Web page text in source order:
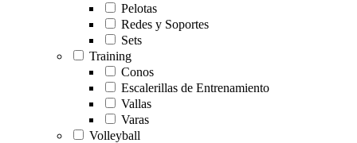
Pelotas
Redes y Soportes
Sets
Training
Conos
Escalerillas de Entrenamiento
Vallas
Varas
Volleyball